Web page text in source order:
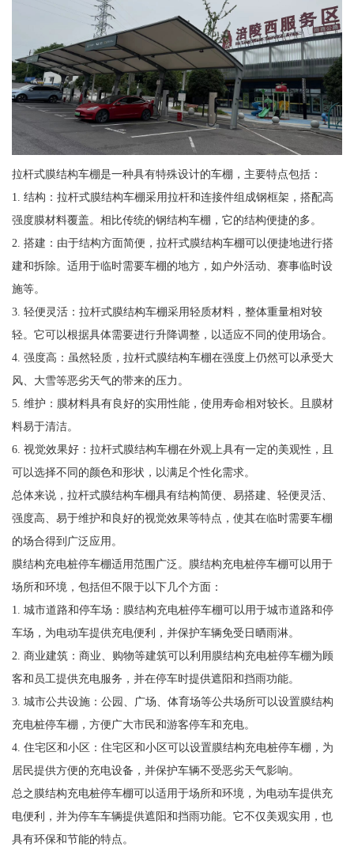
拉杆式膜结构车棚是一种具有特殊设计的车棚，主要特点包括：
1. 结构：拉杆式膜结构车棚采用拉杆和连接件组成钢框架，搭配高
强度膜材料覆盖。相比传统的钢结构车棚，它的结构便捷的多。
2. 搭建：由于结构方面简便，拉杆式膜结构车棚可以便捷地进行搭
建和拆除。适用于临时需要车棚的地方，如户外活动、赛事临时设
施等。
3. 轻便灵活：拉杆式膜结构车棚采用轻质材料，整体重量相对较
轻。它可以根据具体需要进行升降调整，以适应不同的使用场合。
4. 强度高：虽然轻质，拉杆式膜结构车棚在强度上仍然可以承受大
风、大雪等恶劣天气的带来的压力。
5. 维护：膜材料具有良好的实用性能，使用寿命相对较长。且膜材
料易于清洁。
6. 视觉效果好：拉杆式膜结构车棚在外观上具有一定的美观性，且
可以选择不同的颜色和形状，以满足个性化需求。
总体来说，拉杆式膜结构车棚具有结构简便、易搭建、轻便灵活、
强度高、易于维护和良好的视觉效果等特点，使其在临时需要车棚
的场合得到广泛应用。
膜结构充电桩停车棚适用范围广泛。膜结构充电桩停车棚可以用于
场所和环境，包括但不限于以下几个方面：
1. 城市道路和停车场：膜结构充电桩停车棚可以用于城市道路和停
车场，为电动车提供充电便利，并保护车辆免受日晒雨淋。
2. 商业建筑：商业、购物等建筑可以利用膜结构充电桩停车棚为顾
客和员工提供充电服务，并在停车时提供遮阳和挡雨功能。
3. 城市公共设施：公园、广场、体育场等公共场所可以设置膜结构
充电桩停车棚，方便广大市民和游客停车和充电。
4. 住宅区和小区：住宅区和小区可以设置膜结构充电桩停车棚，为
居民提供方便的充电设备，并保护车辆不受恶劣天气影响。
总之膜结构充电桩停车棚可以适用于场所和环境，为电动车提供充
电便利，并为停车车辆提供遮阳和挡雨功能。它不仅美观实用，也
具有环保和节能的特点。